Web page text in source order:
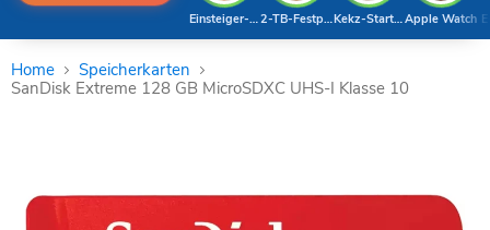
Apple Watch
Kekz-Starterset
2-TB-Festplatte
Einsteiger-Handy
Home
Speicherkarten
SanDisk Extreme 128 GB MicroSDXC UHS-I Klasse 10